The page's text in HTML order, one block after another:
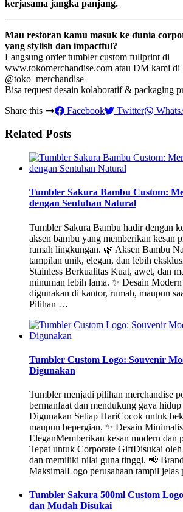
kerjasama jangka panjang.
Mau restoran kamu masuk ke dunia
yang stylish dan impactful?
Langsung order tumbler custom fullprint di
www.tokomerchandise.com atau DM kami di
@toko_merchandise
Bisa request desain kolaboratif & packaging
Share this
Facebook Twitter
Related Posts
Tumbler Sakura Bambu Custom:
dengan Sentuhan Natural
Tumbler Sakura Bambu hadir dengan
aksen bambu yang memberikan kesan
ramah lingkungan. 🌿 Aksen Bambu
tampilan unik, elegan, dan lebih
Stainless Berkualitas Kuat, awet, dan
minuman lebih lama. ✨ Desain
digunakan di kantor, rumah, maupun
Pilihan …
Tumbler Custom Logo: Souvenir
Digunakan
Tumbler menjadi pilihan merchandise
bermanfaat dan mendukung gaya
Digunakan Setiap HariCocok untuk
maupun bepergian. ✨ Desain
EleganMemberikan kesan modern dan
Tepat untuk Corporate GiftDisukai oleh
dan memiliki nilai guna tinggi. 📢
MaksimalLogo perusahaan tampil jelas
Tumbler Sakura 500ml Custom
dan Mudah Disukai